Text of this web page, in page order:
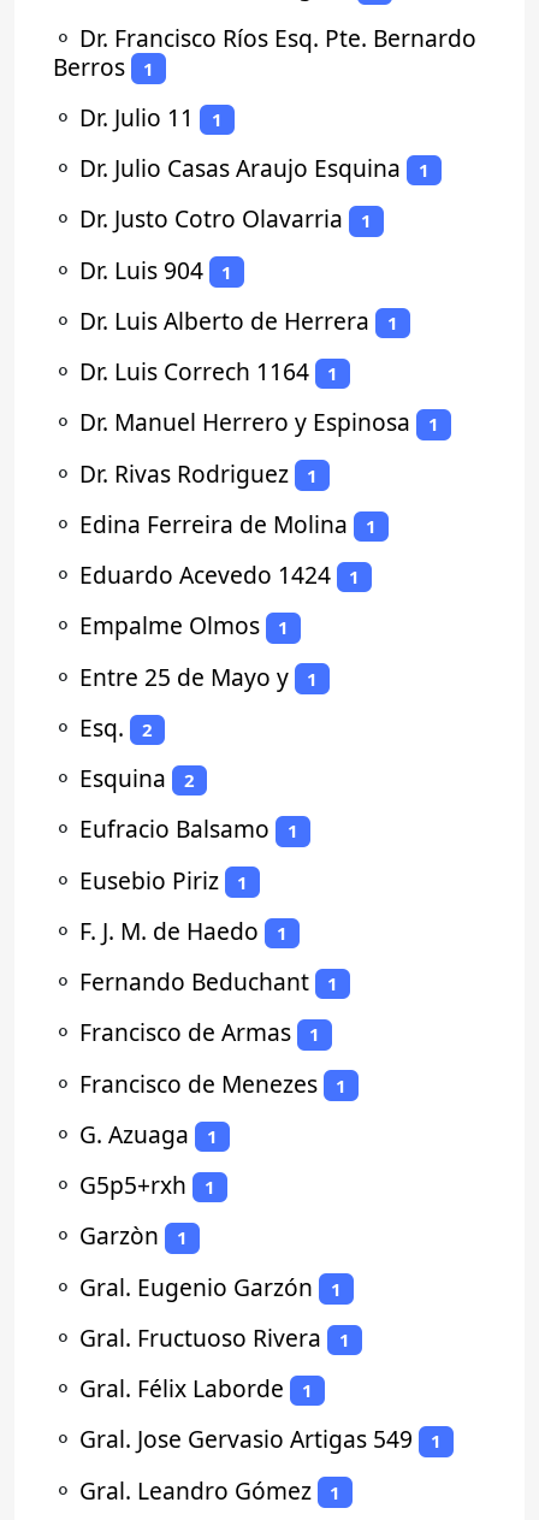
⚬ Dr. Francisco Ríos Esq. Pte. Bernardo
Berros
1
⚬ Dr. Julio 11 1
⚬ Dr. Julio Casas Araujo Esquina 1
⚬ Dr. Justo Cotro Olavarria 1
⚬ Dr. Luis 904 1
⚬ Dr. Luis Alberto de Herrera 1
⚬ Dr. Luis Correch 1164 1
⚬ Dr. Manuel Herrero y Espinosa 1
⚬ Dr. Rivas Rodriguez 1
⚬ Edina Ferreira de Molina 1
⚬ Eduardo Acevedo 1424 1
⚬ Empalme Olmos 1
⚬ Entre 25 de Mayo y 1
⚬ Esq. 2
⚬ Esquina 2
⚬ Eufracio Balsamo 1
⚬ Eusebio Piriz 1
⚬ F. J. M. de Haedo 1
⚬ Fernando Beduchant 1
⚬ Francisco de Armas 1
⚬ Francisco de Menezes 1
⚬ G. Azuaga 1
⚬ G5p5+rxh 1
⚬ Garzòn 1
⚬ Gral. Eugenio Garzón 1
⚬ Gral. Fructuoso Rivera 1
⚬ Gral. Félix Laborde 1
⚬ Gral. Jose Gervasio Artigas 549 1
⚬ Gral. Leandro Gómez 1